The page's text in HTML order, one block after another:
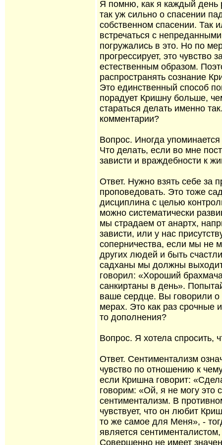
Я помню, как я каждый день
так уж сильно о спасении
собственном спасении. Так
встречаться с
погружались в это. Но по
прогрессирует, это чувство
естественным образом.
распространять сознание
Это единственный способ
порадует Кришну больше,
стараться делать именно
комментарии?
Вопрос. Иногда
Что делать, если во мне
зависти и враждебности к
Ответ. Нужно взять себе за
проповедовать. Это тоже
дисциплина с целью
можно систематически
мы страдаем от анартх,
зависти, или у нас
соперничества, если мы не
других людей и быть
садханы мы должны
говорил: «Хороший
санкиртаны в день».
ваше сердце. Вы говорили о
мерах. Это как раз срочные
то дополнения?
Вопрос. Я хотела спросить,
Ответ. Сентиментализм
чувство по отношению к
если Кришна говорит:
говорим: «Ой, я не могу это
сентиментализм. В
чувствует, что он любит
то же самое для Меня», -
является
Совершенно не имеет